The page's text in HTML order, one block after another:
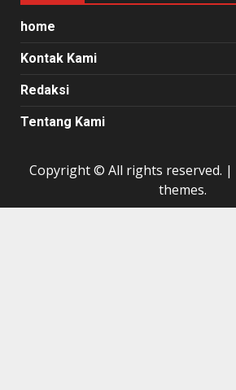
home
Kontak Kami
Redaksi
Tentang Kami
Copyright © All rights reserved. |
themes.